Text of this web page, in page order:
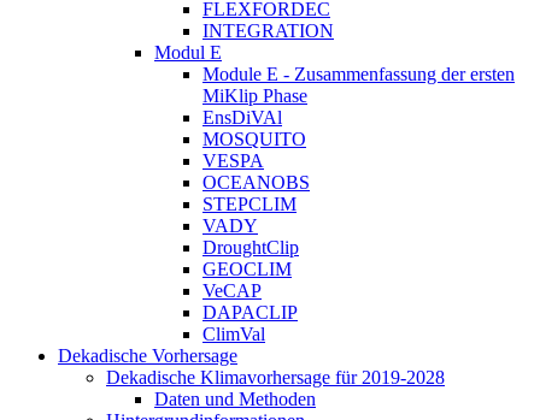
FLEXFORDEC
INTEGRATION
Modul E
Module E - Zusammenfassung der ersten
MiKlip Phase
EnsDiVAl
MOSQUITO
VESPA
OCEANOBS
STEPCLIM
VADY
DroughtClip
GEOCLIM
VeCAP
DAPACLIP
ClimVal
Dekadische Vorhersage
Dekadische Klimavorhersage für 2019-2028
Daten und Methoden